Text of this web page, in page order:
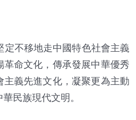
不移地走中國特色社會主義
革命文化，傳承發展中華優秀
主義先進文化，凝聚更為主動
民族現代文明。